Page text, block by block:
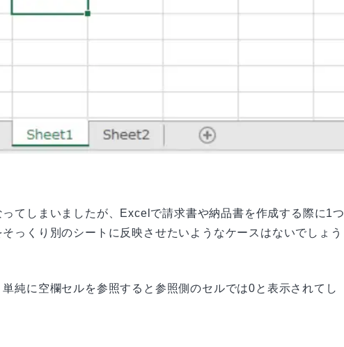
ってしまいましたが、Excelで請求書や納品書を作成する際に1つ
っくり別のシートに反映させたいようなケースはないでしょう
純に空欄セルを参照すると参照側のセルでは0と表示されてし